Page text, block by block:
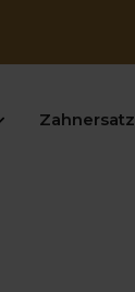
Zahnersatz